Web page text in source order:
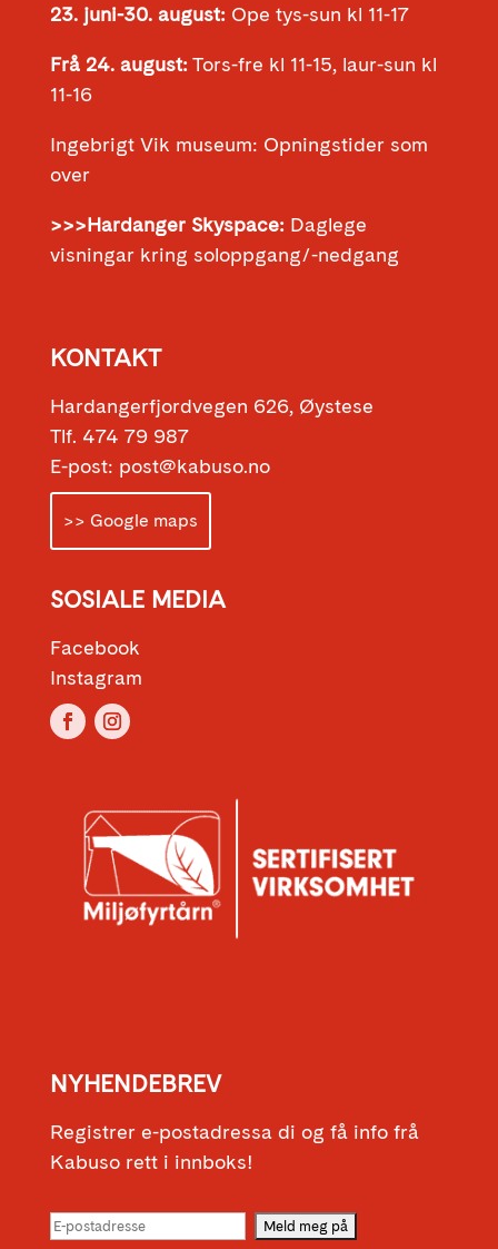
23. juni-30. august:Ope tys-sun kl 11-17
Frå 24. august:Tors-fre kl 11-15, laur-sun kl
11-16
Ingebrigt Vik museum: Opningstider som
over
>>>Hardanger Skyspace:Daglege
visningar kring soloppgang/-nedgang
KONTAKT
Hardangerfjordvegen 626, Øystese
Tlf. 474 79 987
E-post: post@kabuso.no
>> Google maps
SOSIALE MEDIA
Facebook
Instagram
NYHENDEBREV
Registrer e-postadressa di og få info frå
Kabuso rett i innboks!